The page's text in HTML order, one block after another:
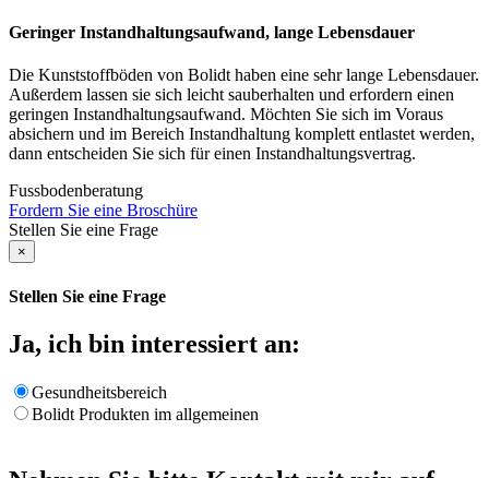
Geringer Instandhaltungsaufwand, lange Lebensdauer
Die Kunststoffböden von Bolidt haben eine sehr lange Lebensdauer.
Außerdem lassen sie sich leicht sauberhalten und erfordern einen
geringen Instandhaltungsaufwand. Möchten Sie sich im Voraus
absichern und im Bereich Instandhaltung komplett entlastet werden,
dann entscheiden Sie sich für einen Instandhaltungsvertrag.
Fussbodenberatung
Fordern Sie eine Broschüre
Stellen Sie eine Frage
×
Stellen Sie eine Frage
Ja, ich bin interessiert an:
Gesundheitsbereich
Bolidt Produkten im allgemeinen